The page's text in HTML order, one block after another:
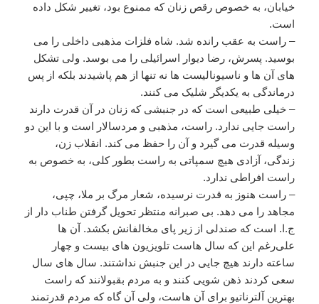
خیابان، به خصوص رقص زنان که ممنوع بود، تغییر شکل داده
است.
– راست به عقب رانده شد. شاه فلزات مذهبی داخلی را می
بوسید. پسرش، رضا دیوار اسرائیلی را می بوسد. ولی تشکل
های آن ها و ناسیونالیست ها نه تنها از هم پاشیدند بلکه از پس
درماندگی به یکدیگر شلیک می کنند.
– خیلی طبیعی است که در جنبشی که زنان در آن قدرت دارند
راست جایی ندارد. راست، مذهبی و مردسالار است و با این دو
وسیله قدرت می گیرد و آن را حفظ می کند. انقلاب زن،
زندگی، آزادی هیچ سمپاتی به راست بطور کلی، به خصوص به
راست افراطی ندارد.
– راست هنوز به قدرت نرسیده، شعار مرگ بر ملا، چپی،
مجاهد را می دهد. بی صبرانه منتظر تحویل گرفتن طناب دار از
ج.ا. است که صندلی از زیر پای مخالفانش بکشد. آن ها
علی‌رغم این که سال هاست تلویزیون های بیست و چهار
ساعته دارند هیچ جایی در این جنبش نداشتند. سال های سال
سعی کردند ذهن شویی کنند و به مردم بقبولانند که راست
بهترین آلترناتیو برای آن هاست، ولی آن گاه که مردم قدرتمند